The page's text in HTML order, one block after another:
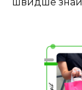
швидше